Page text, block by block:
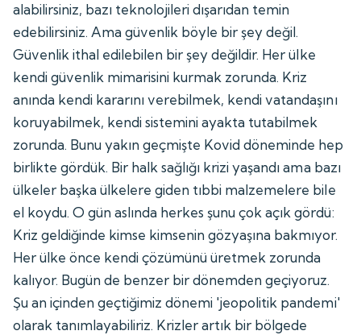
alabilirsiniz, bazı teknolojileri dışarıdan temin
edebilirsiniz. Ama güvenlik böyle bir şey değil.
Güvenlik ithal edilebilen bir şey değildir. Her ülke
kendi güvenlik mimarisini kurmak zorunda. Kriz
anında kendi kararını verebilmek, kendi vatandaşını
koruyabilmek, kendi sistemini ayakta tutabilmek
zorunda. Bunu yakın geçmişte Kovid döneminde hep
birlikte gördük. Bir halk sağlığı krizi yaşandı ama bazı
ülkeler başka ülkelere giden tıbbi malzemelere bile
el koydu. O gün aslında herkes şunu çok açık gördü:
Kriz geldiğinde kimse kimsenin gözyaşına bakmıyor.
Her ülke önce kendi çözümünü üretmek zorunda
kalıyor. Bugün de benzer bir dönemden geçiyoruz.
Şu an içinden geçtiğimiz dönemi 'jeopolitik pandemi'
olarak tanımlayabiliriz. Krizler artık bir bölgede